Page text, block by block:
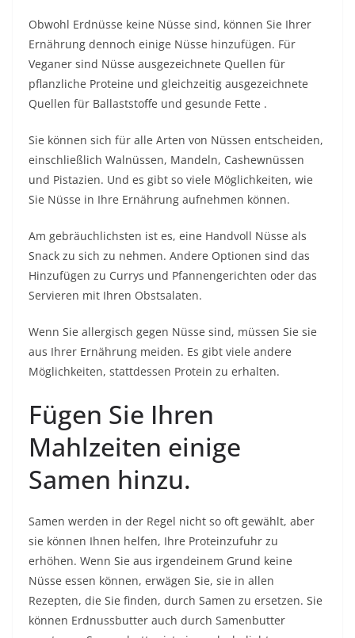
Obwohl Erdnüsse keine Nüsse sind, können Sie Ihrer
Ernährung dennoch einige Nüsse hinzufügen. Für
Veganer sind Nüsse ausgezeichnete Quellen für
pflanzliche Proteine ​​und gleichzeitig ausgezeichnete
Quellen für Ballaststoffe und gesunde Fette .
Sie können sich für alle Arten von Nüssen entscheiden,
einschließlich Walnüssen, Mandeln, Cashewnüssen
und Pistazien. Und es gibt so viele Möglichkeiten, wie
Sie Nüsse in Ihre Ernährung aufnehmen können.
Am gebräuchlichsten ist es, eine Handvoll Nüsse als
Snack zu sich zu nehmen. Andere Optionen sind das
Hinzufügen zu Currys und Pfannengerichten oder das
Servieren mit Ihren Obstsalaten.
Wenn Sie allergisch gegen Nüsse sind, müssen Sie sie
aus Ihrer Ernährung meiden. Es gibt viele andere
Möglichkeiten, stattdessen Protein zu erhalten.
Fügen Sie Ihren
Mahlzeiten einige
Samen hinzu.
Samen werden in der Regel nicht so oft gewählt, aber
sie können Ihnen helfen, Ihre Proteinzufuhr zu
erhöhen. Wenn Sie aus irgendeinem Grund keine
Nüsse essen können, erwägen Sie, sie in allen
Rezepten, die Sie finden, durch Samen zu ersetzen. Sie
können Erdnussbutter auch durch Samenbutter